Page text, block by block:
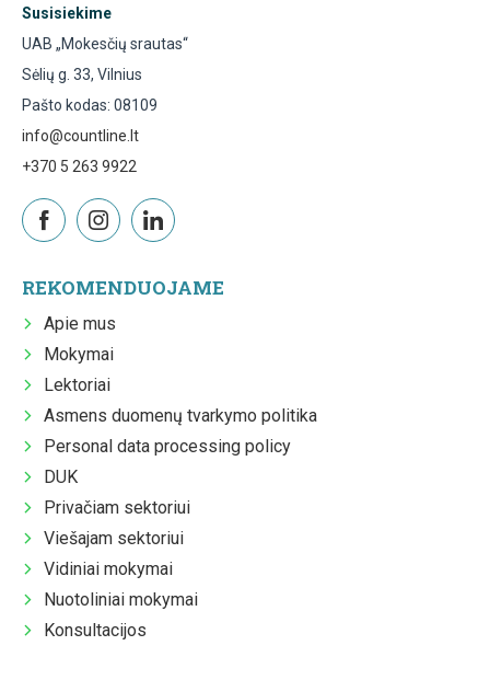
Susisiekime
UAB „Mokesčių srautas“
Sėlių g. 33, Vilnius
Pašto kodas: 08109
info@countline.lt
+370 5 263 9922
REKOMENDUOJAME
Apie mus
Mokymai
Lektoriai
Asmens duomenų tvarkymo politika
Personal data processing policy
DUK
Privačiam sektoriui
Viešajam sektoriui
Vidiniai mokymai
Nuotoliniai mokymai
Konsultacijos